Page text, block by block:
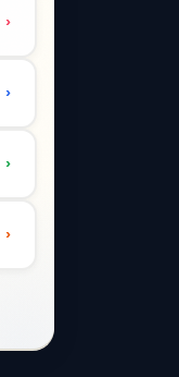
›
›
›
›